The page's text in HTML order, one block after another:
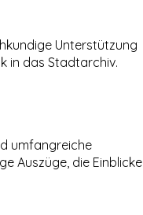
Unterstützung
in das Stadtarchiv.
umfangreiche
Auszüge, die Einblicke